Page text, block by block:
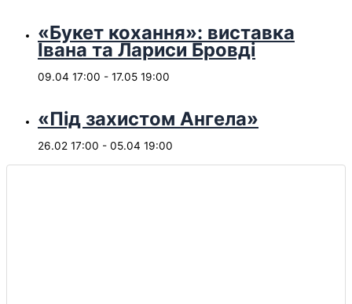
«Букет кохання»: виставка
Івана та Лариси Бровді
09.04 17:00 - 17.05 19:00
«Під захистом Ангела»
26.02 17:00 - 05.04 19:00